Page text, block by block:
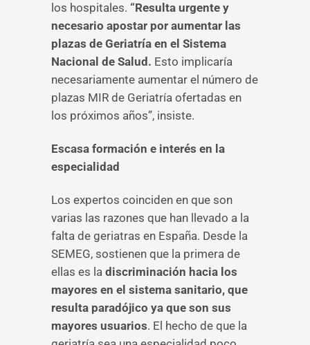
los hospitales. “Resulta urgente y
necesario apostar por aumentar las
plazas de Geriatría en el Sistema
Nacional de Salud. Esto implicaría
necesariamente aumentar el número de
plazas MIR de Geriatría ofertadas en
los próximos años”, insiste.
Escasa formación e interés en la
especialidad
Los expertos coinciden en que son
varias las razones que han llevado a la
falta de geriatras en España. Desde la
SEMEG, sostienen que la primera de
ellas es la discriminación hacia los
mayores en el sistema sanitario, que
resulta paradójico ya que son sus
mayores usuarios. El hecho de que la